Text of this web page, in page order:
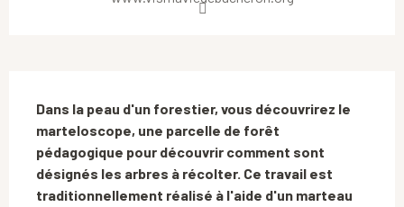
Dans la peau d'un forestier, vous découvrirez le
marteloscope, une parcelle de forêt
pédagogique pour découvrir comment sont
désignés les arbres à récolter. Ce travail est
traditionnellement réalisé à l'aide d'un marteau